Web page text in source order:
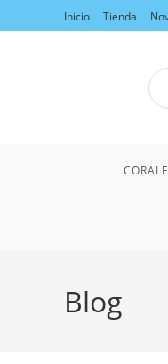
Inicio Tienda
de
Blog